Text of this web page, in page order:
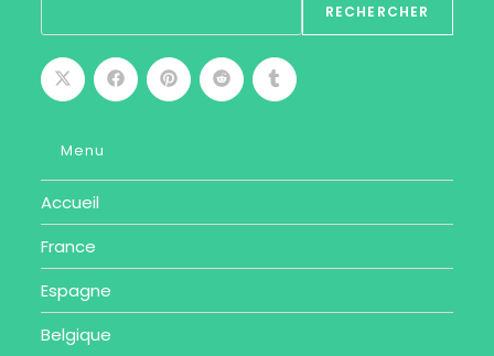
RECHERCHER
Menu
Accueil
France
Espagne
Belgique